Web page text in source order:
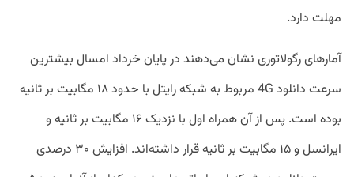
مهلت دارد.
آمارهای رگولاتوری نشان می‌دهند در پایان خرداد امسال بیشترین
سرعت دانلود 4G مربوط به شبکه رایتل با حدود ۱۸ مگابیت بر ثانیه
بوده است. پس از آن همراه اول با نزدیک ۱۶ مگابیت بر ثانیه و
ایرانسل و ۱۵ مگابیت بر ثانیه قرار داشته‌اند. افزایش ۳۰ درصدی